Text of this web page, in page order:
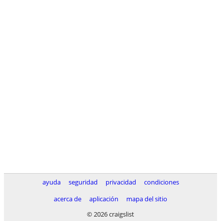
ayuda seguridad privacidad
condiciones
acerca de
aplicación
mapa del sitio
© 2026 craigslist